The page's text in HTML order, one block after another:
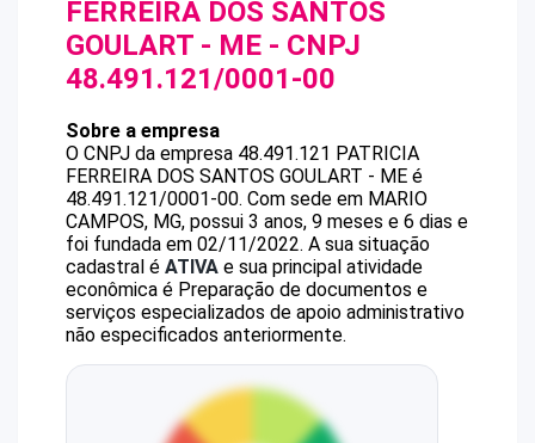
FERREIRA DOS SANTOS
GOULART - ME - CNPJ
48.491.121/0001-00
Sobre a empresa
O CNPJ da empresa 48.491.121 PATRICIA
FERREIRA DOS SANTOS GOULART - ME é
48.491.121/0001-00. Com sede em MARIO
CAMPOS, MG, possui 3 anos, 9 meses e 6 dias e
foi fundada em 02/11/2022. A sua situação
cadastral é ATIVA e sua principal atividade
econômica é Preparação de documentos e
serviços especializados de apoio administrativo
não especificados anteriormente.